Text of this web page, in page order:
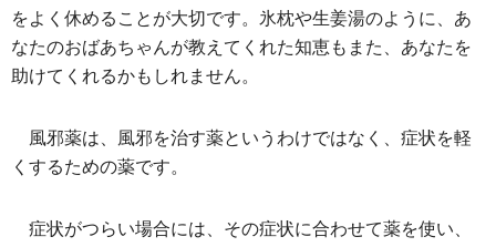
をよく休めることが大切です。氷枕や生姜湯のように、あ
なたのおばあちゃんが教えてくれた知恵もまた、あなたを
助けてくれるかもしれません。
風邪薬は、風邪を治す薬というわけではなく、症状を軽
くするための薬です。
症状がつらい場合には、その症状に合わせて薬を使い、